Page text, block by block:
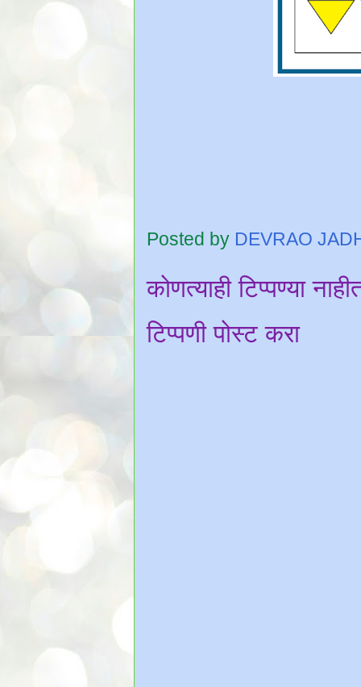
Posted by DEVRAO
कोणत्याही टिप्पण्‍या
टिप्पणी पोस्ट करा